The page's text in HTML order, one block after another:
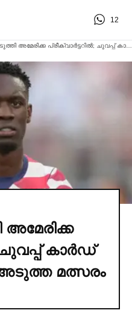
12
അമേരിക്ക
ചുവപ്പ് കാര്‍ഡ്
മത്സരം